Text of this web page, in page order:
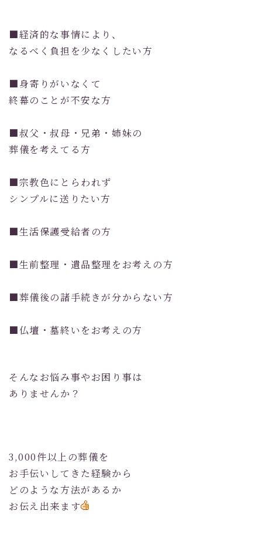
■経済的な事情により、
なるべく負担を少なくしたい方
■身寄りがいなくて
終幕のことが不安な方
■叔父・叔母・兄弟・姉妹の
葬儀を考えてる方
■宗教色にとらわれず
シンプルに送りたい方
■生活保護受給者の方
■生前整理・遺品整理をお考えの方
■葬儀後の諸手続きが分からない方
■仏壇・墓終いをお考えの方
そんなお悩み事やお困り事は
ありませんか？
3,000件以上の葬儀を
お手伝いしてきた経験から
どのような方法があるか
お伝え出来ます